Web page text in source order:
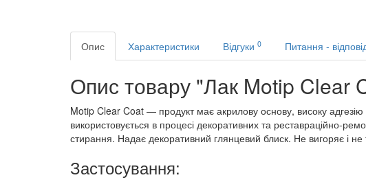
Опис Характеристики Відгуки 0 Питання -
Опис товару "Лак Motip Clear
Motip Clear Coat — продукт має акрилову основу, високу
використовується в процесі декоративних та реставраційно-
стирання. Надає декоративний глянцевий блиск. Не вигоряє і не
Застосування: